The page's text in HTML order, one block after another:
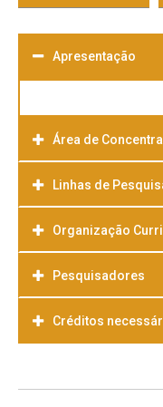
Apresentação
Área de
Linhas de
Organização
Pesquisadores
Créditos